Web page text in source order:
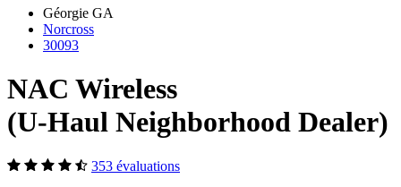
Géorgie GA
Norcross
30093
NAC Wireless
(U-Haul Neighborhood Dealer)
353 évaluations